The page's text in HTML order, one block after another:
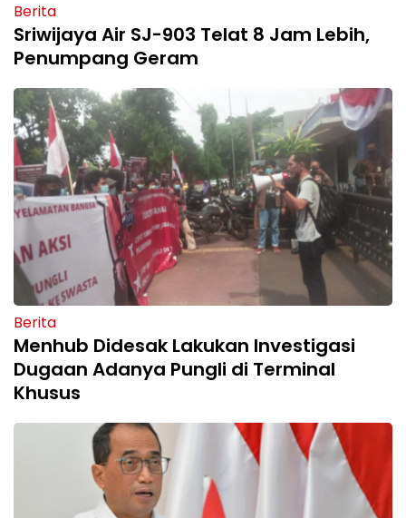
Berita
Sriwijaya Air SJ-903 Telat 8 Jam Lebih,
Penumpang Geram
Berita
Menhub Didesak Lakukan Investigasi
Dugaan Adanya Pungli di Terminal
Khusus